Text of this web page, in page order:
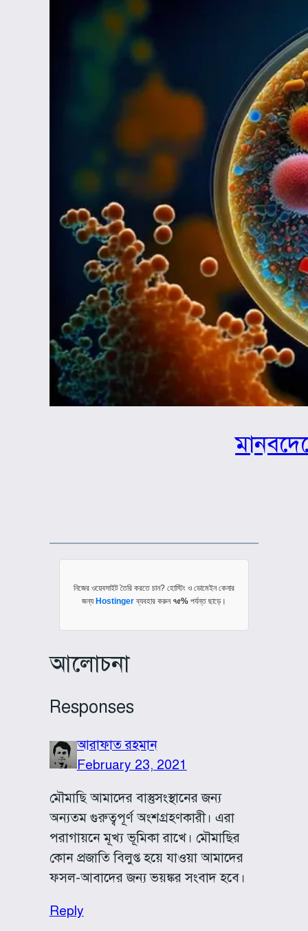
নিজের ওয়েবসাইট তৈরি করতে চান? হোস্টিং ও ডোমেইন কেনার
জন্য Hostingerব্যবহার করুন ৭৫% পর্যন্ত ছাড়ে।
আলোচনা
Responses
আরাফাত রহমান
February 23, 2021
মৌমাছি আমাদের বাস্তুসংস্থানের জন্য
অন্যতম গুরুত্বপূর্ণ অংশগ্রহণকারী। এরা
পরাগায়নে মূখ্য ভূমিকা রাখে। মৌমাছির
কোন প্রজাতি বিলুপ্ত হয়ে যাওয়া আমাদের
ফসল-আবাদের জন্য ভয়ঙ্কর সংবাদ হবে।
Reply